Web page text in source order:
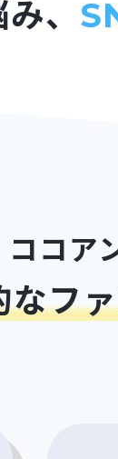
、
ココア
なフ